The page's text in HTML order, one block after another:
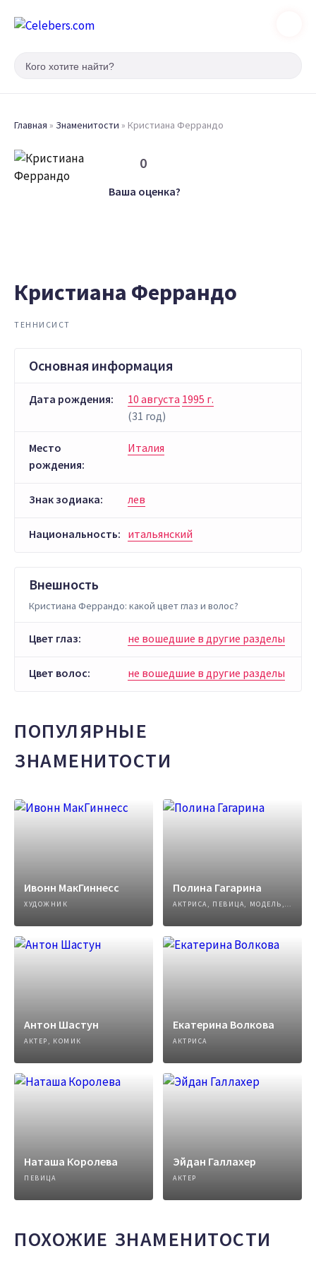
Главная » Знаменитости » Кристиана Феррандо
0
Ваша оценка?
Кристиана Феррандо
ТЕННИСИСТ
Основная информация
Дата рождения: 10 августа 1995 г.
(31 год)
Место
рождения:
Италия
Знак зодиака: лев
Национальность: итальянский
Внешность
Кристиана Феррандо: какой цвет глаз и волос?
Цвет глаз: не вошедшие в другие разделы
Цвет волос: не вошедшие в другие разделы
ПОПУЛЯРНЫЕ
ЗНАМЕНИТОСТИ
Ивонн МакГиннесс
ХУДОЖНИК
Полина Гагарина
АКТРИСА, ПЕВИЦА, МОДЕЛЬ, АВТОР ПЕСЕН
Антон Шастун
АКТЕР, КОМИК
Екатерина Волкова
АКТРИСА
Наташа Королева
ПЕВИЦА
Эйдан Галлахер
АКТЕР
ПОХОЖИЕ ЗНАМЕНИТОСТИ